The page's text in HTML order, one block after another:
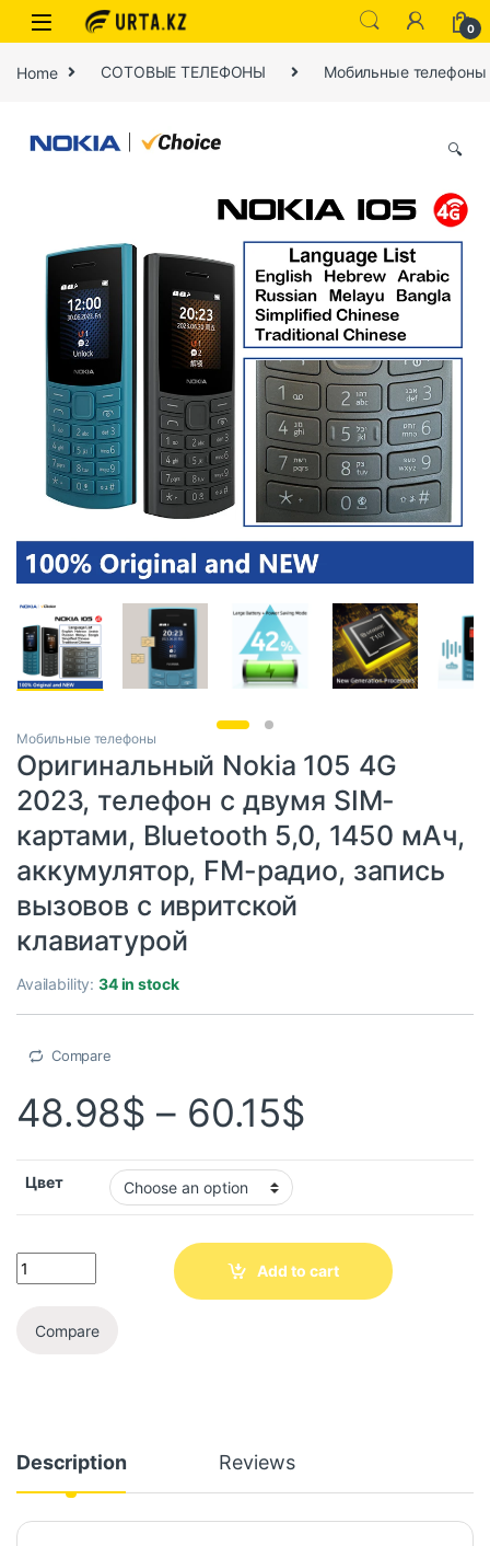
0
Home СОТОВЫЕ ТЕЛЕФОНЫ Мобильные телефоны
🔍
Мобильные телефоны
Оригинальный Nokia 105 4G
2023, телефон с двумя SIM-
картами, Bluetooth 5,0, 1450 мАч,
аккумулятор, FM-радио, запись
вызовов с ивритской
клавиатурой
Availability:34 in stock
Compare
48.98$ – 60.15$
Цвет
Add to cart
Compare
Description Reviews